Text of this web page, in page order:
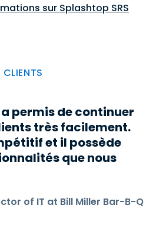
sur Splashtop SRS
permis de continuer
très facilement.
et il possède
que nous
of IT at Bill Miller Bar-B-Q